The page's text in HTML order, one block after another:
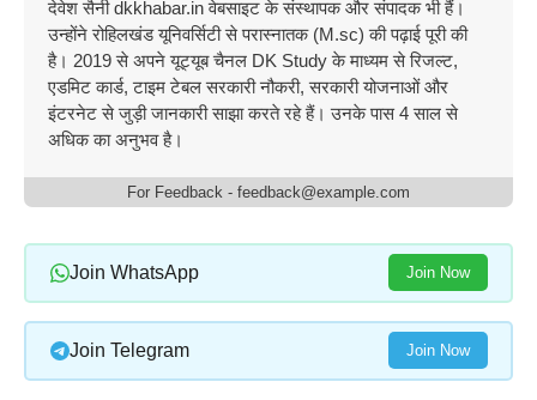
देवेश सैनी dkkhabar.in वेबसाइट के संस्थापक और संपादक भी हैं।
उन्होंने रोहिलखंड यूनिवर्सिटी से परास्नातक (M.sc) की पढ़ाई पूरी की
है। 2019 से अपने यूट्यूब चैनल DK Study के माध्यम से रिजल्ट,
एडमिट कार्ड, टाइम टेबल सरकारी नौकरी, सरकारी योजनाओं और
इंटरनेट से जुड़ी जानकारी साझा करते रहे हैं। उनके पास 4 साल से
अधिक का अनुभव है।
For Feedback - feedback@example.com
Join WhatsApp Join Now
Join Telegram Join Now